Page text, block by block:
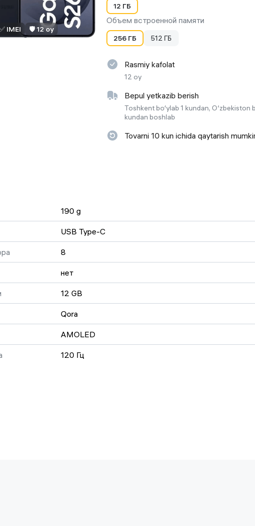
Virtual haqiqat ko'zoynaklari
Aqlli ko‘zoynaklar
IMEI 🛡 12 oy
12 ГБ
Объем встроенной памяти
256 ГБ 512 ГБ
Rasmiy kafolat
12 oy
Bepul yetkazib berish
Toshkent bo‘ylab 1 kundan, O‘zbekiston
kundan boshlab
Tovarni 10 kun ichida qaytarish
190 g
USB Type-C
8
нет
12 GB
Qora
AMOLED
120 Гц